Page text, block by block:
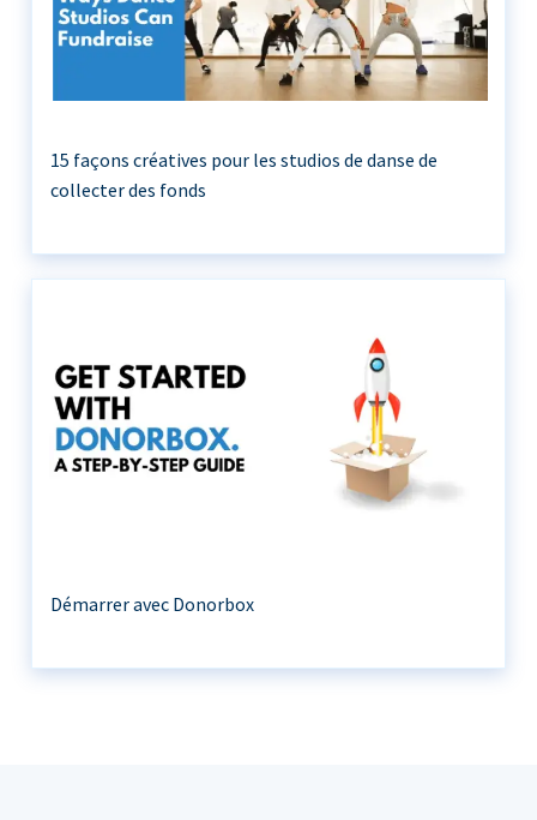
15 façons créatives pour les studios de danse de
collecter des fonds
Démarrer avec Donorbox